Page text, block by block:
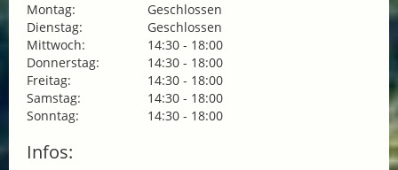
Montag:
Geschlossen
Dienstag:
Geschlossen
Mittwoch:
14:30 - 18:00
Donnerstag:
14:30 - 18:00
Freitag:
14:30 - 18:00
Samstag:
14:30 - 18:00
Sonntag:
14:30 - 18:00
Infos: